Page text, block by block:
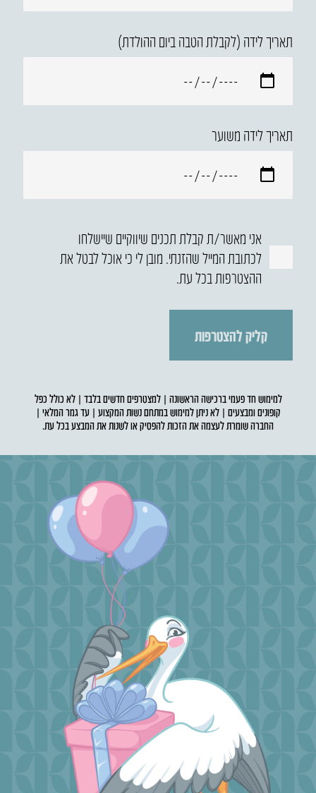
תאריך לידה (לקבלת הטבה ביום ההולדת)
תאריך לידה משוער
אני מאשר/ת קבלת תכנים שיווקיים שיישלחו
לכתובת המייל שהזנתי. מובן לי כי אוכל לבטל את
ההצטרפות בכל עת.
למימוש חד פעמי ברכישה הראשונה | למצטרפים חדשים בלבד | לא כולל כפל
קופונים ומבצעים | לא ניתן למימוש במתחם נשות המקצוע | עד גמר המלאי |
החברה שומרת לעצמה את הזכות להפסיק או לשנות את המבצע בכל עת.